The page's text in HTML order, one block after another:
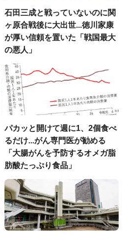
石田三成と戦っていないのに関
ヶ原合戦後に大出世...徳川家康
が厚い信頼を置いた「戦国最大
の悪人」
パカッと開けて週に1、2個食べ
るだけ...がん専門医が勧める
「大腸がんを予防するオメガ脂
肪酸たっぷり食品」